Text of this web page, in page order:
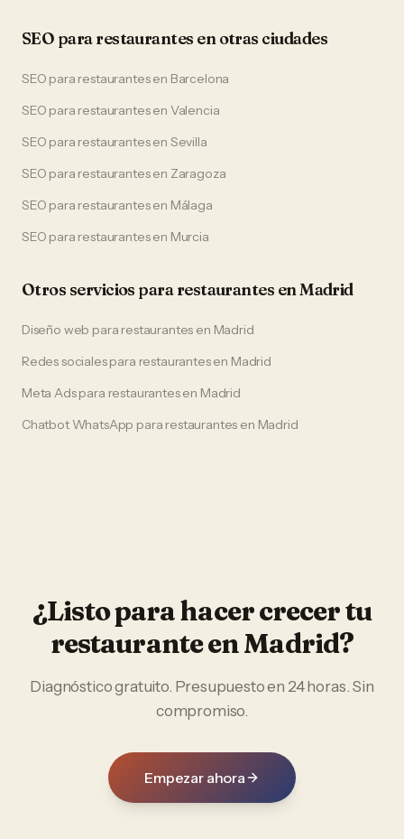
SEO pararestaurantes en otras ciudades
SEO para restaurantesen Barcelona
SEO para restaurantesen Valencia
SEO para restaurantesen Sevilla
SEO para restaurantesen Zaragoza
SEO para restaurantesen Málaga
SEO para restaurantesen Murcia
Otros servicios pararestaurantes enMadrid
Diseño web para restaurantes en Madrid
Redes socialespara restaurantesen Madrid
Meta Adspara restaurantesen Madrid
Chatbot WhatsApp para restaurantes en Madrid
¿Listo para hacer crecer tu
restauranteenMadrid?
Diagnóstico gratuito. Presupuesto en 24 horas. Sin
compromiso.
Empezar ahora